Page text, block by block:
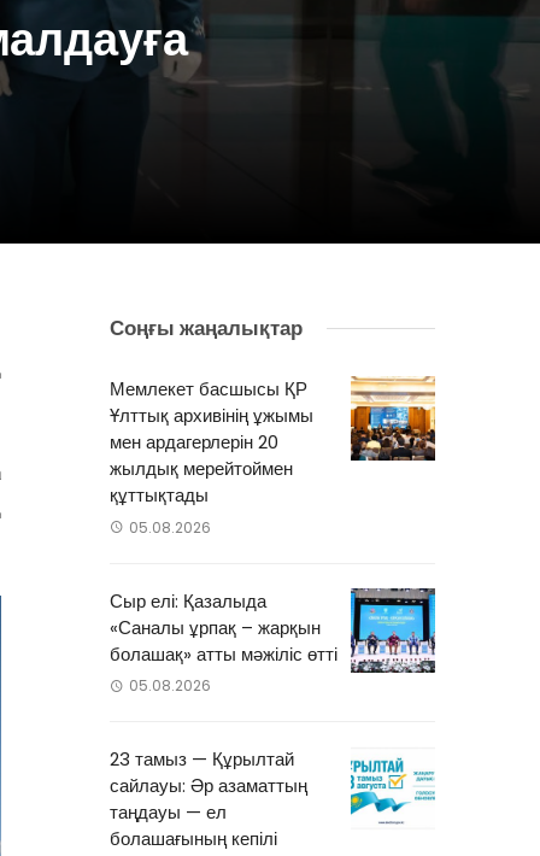
Соңғы жаңалықтар
Мемлекет басшысы ҚР
Ұлттық архивінің ұжымы
мен ардагерлерін 20
жылдық мерейтоймен
құттықтады
05.08.2026
Сыр елі: Қазалыда
«Саналы ұрпақ – жарқын
болашақ» атты мәжіліс өтті
05.08.2026
23 тамыз — Құрылтай
сайлауы: Әр азаматтың
таңдауы — ел
болашағының кепілі